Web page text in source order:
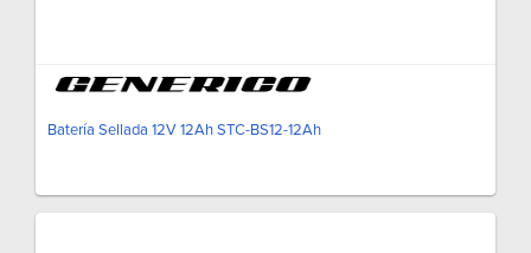
Batería Sellada 12V 12Ah STC-BS12-12Ah